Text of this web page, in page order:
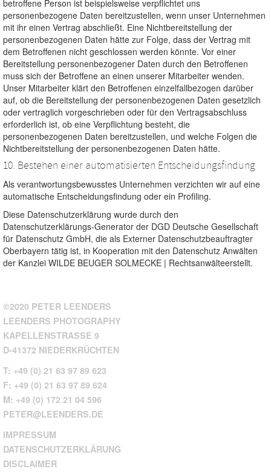
betroffene Person ist beispielsweise verpflichtet uns
personenbezogene Daten bereitzustellen, wenn unser Unternehmen
mit ihr einen Vertrag abschließt. Eine Nichtbereitstellung der
personenbezogenen Daten hätte zur Folge, dass der Vertrag mit
dem Betroffenen nicht geschlossen werden könnte. Vor einer
Bereitstellung personenbezogener Daten durch den Betroffenen
muss sich der Betroffene an einen unserer Mitarbeiter wenden.
Unser Mitarbeiter klärt den Betroffenen einzelfallbezogen darüber
auf, ob die Bereitstellung der personenbezogenen Daten gesetzlich
oder vertraglich vorgeschrieben oder für den Vertragsabschluss
erforderlich ist, ob eine Verpflichtung besteht, die
personenbezogenen Daten bereitzustellen, und welche Folgen die
Nichtbereitstellung der personenbezogenen Daten hätte.
10. Bestehen einer automatisierten Entscheidungsfindung
Als verantwortungsbewusstes Unternehmen verzichten wir auf eine
automatische Entscheidungsfindung oder ein Profiling.
Diese Datenschutzerklärung wurde durch den
Datenschutzerklärungs-Generator der DGD Deutsche Gesellschaft
für Datenschutz GmbH, die als Externer Datenschutzbeauftragter
Oberbayern tätig ist, in Kooperation mit den Datenschutz Anwälten
der Kanzlei WILDE BEUGER SOLMECKE | Rechtsanwälteerstellt.
©2020 PETER LEENDERS
LEENDERS PHOTOGRAPHY
KAPELLENSTRASSE 9
D-41372 NIEDERKRÜCHTEN
T: +49 (0) 21 63 97 89 623
F: +49 (0) 21 63 97 89 624
M: +49 (0) 172 21 04 596
PETER@LEENDERS.DE
IMPRESSUM
DATENSCHUTZERKLÄRUNG
DISCLAIMER